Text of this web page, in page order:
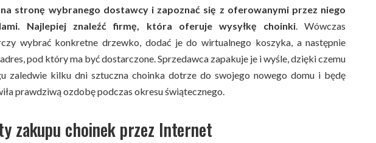
stronę wybranego dostawcy i zapoznać się z oferowanymi przez niego
Najlepiej znaleźć firmę, która oferuje wysyłkę choinki. Wówczas
wybrać konkretne drzewko, dodać je do wirtualnego koszyka, a następnie
pod który ma być dostarczone. Sprzedawca zapakuje je i wyśle, dzięki czemu
zaledwie kilku dni sztuczna choinka dotrze do swojego nowego domu i będę
prawdziwą ozdobę podczas okresu świątecznego.
zakupu choinek przez Internet